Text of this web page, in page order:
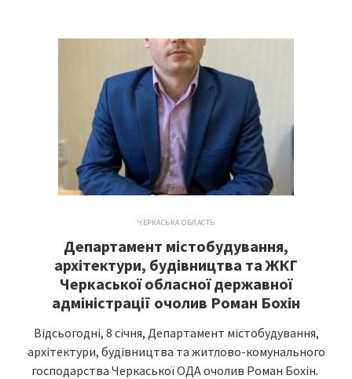
ЧЕРКАСЬКА ОБЛАСТЬ
Департамент містобудування,
архітектури, будівництва та ЖКГ
Черкаської обласної державної
адміністрації очолив Роман Бохін
Відсьогодні, 8 січня, Департамент містобудування,
архітектури, будівництва та житлово-комунального
господарства Черкаської ОДА очолив Роман Бохін.